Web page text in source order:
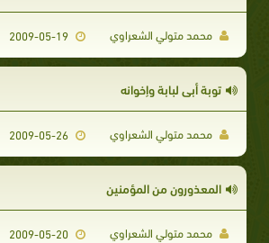
محمد متولي الشعراوي 2009-05-19
توبة أبى لبابة وإخوانه
محمد متولي الشعراوي 2009-05-26
المعذورون من المؤمنين
محمد متولي الشعراوي 2009-05-20